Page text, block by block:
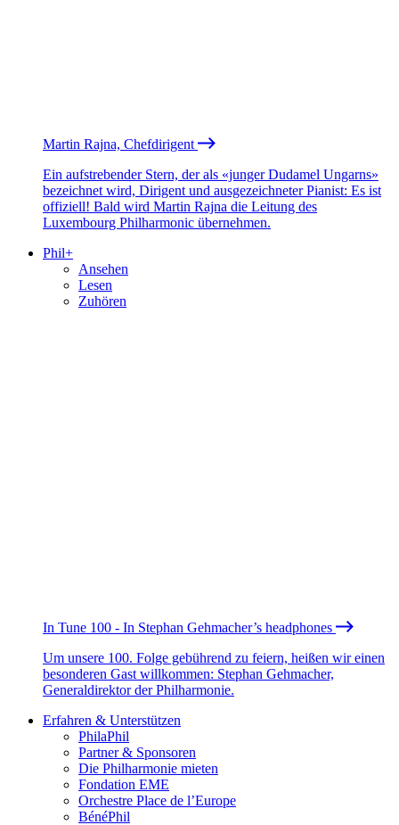
Martin Rajna, Chefdirigent
Ein aufstrebender Stern, der als «junger Dudamel Ungarns»
bezeichnet wird, Dirigent und ausgezeichneter Pianist: Es ist
offiziell! Bald wird Martin Rajna die Leitung des
Luxembourg Philharmonic übernehmen.
Phil+
Ansehen
Lesen
Zuhören
In Tune 100 - In Stephan Gehmacher’s headphones
Um unsere 100. Folge gebührend zu feiern, heißen wir einen
besonderen Gast willkommen: Stephan Gehmacher,
Generaldirektor der Philharmonie.
Erfahren & Unterstützen
PhilaPhil
Partner & Sponsoren
Die Philharmonie mieten
Fondation EME
Orchestre Place de l’Europe
BénéPhil